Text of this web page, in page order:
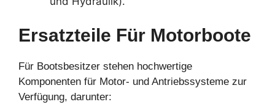
Ersatzteile Für Motorboote
Für Bootsbesitzer stehen hochwertige
Komponenten für Motor- und Antriebssysteme zur
Verfügung, darunter: